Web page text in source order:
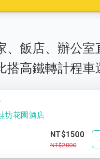
、 飯店、 辦公室
搭高鐵轉計程車
坊花園酒店
NT$1500
NT$2000